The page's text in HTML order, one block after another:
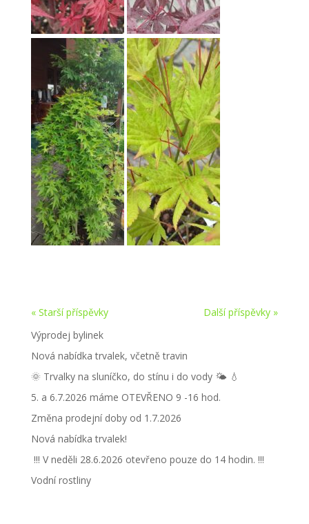
« Starší příspěvky
Další příspěvky »
Výprodej bylinek
Nová nabídka trvalek, včetně travin
🌞 Trvalky na sluníčko, do stínu i do vody 🌤 💧
5. a 6.7.2026 máme OTEVŘENO 9 -16 hod.
Změna prodejní doby od 1.7.2026
Nová nabídka trvalek!
!!! V neděli 28.6.2026 otevřeno pouze do 14 hodin. !!!
Vodní rostliny